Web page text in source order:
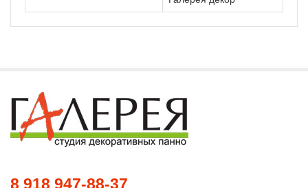
8 918 947-88-37